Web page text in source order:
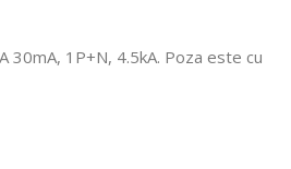
1P+N, 4.5kA. Poza este cu